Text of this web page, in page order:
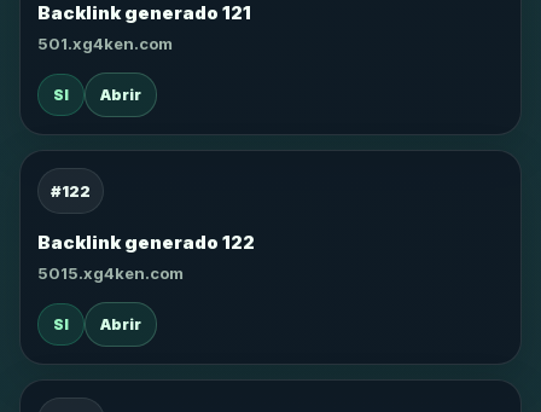
Backlink generado 121
501.xg4ken.com
SI Abrir
#122
Backlink generado 122
5015.xg4ken.com
SI Abrir